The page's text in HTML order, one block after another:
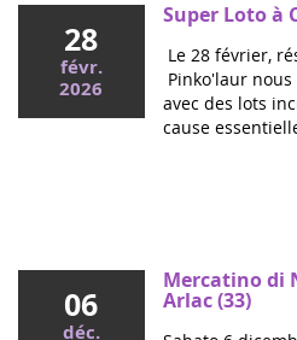
Ce mercredi, le député Vincent
Grandir Sans Cancer et Eva
de vie et lutte contre les
28
févr.
2026
Super Loto à
Le 28 février,
Pinko'laur
avec des lots
cause
06
déc.
Mercatino di
Arlac (33)